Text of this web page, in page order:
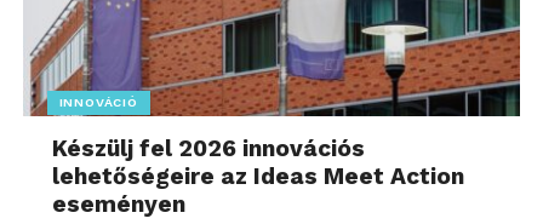
INNOVÁCIÓ
Készülj fel 2026 innovációs
lehetőségeire az Ideas Meet Action
eseményen